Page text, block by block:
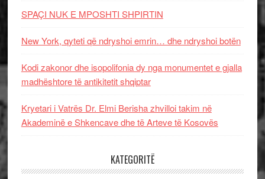
SPAÇI NUK E MPOSHTI SHPIRTIN
New York, qyteti që ndryshoi emrin… dhe ndryshoi botën
Kodi zakonor dhe isopolifonia dy nga monumentet e gjalla
madhështore të antikitetit shqiptar
Kryetari i Vatrës Dr. Elmi Berisha zhvilloi takim në
Akademinë e Shkencave dhe të Arteve të Kosovës
KATEGORITË